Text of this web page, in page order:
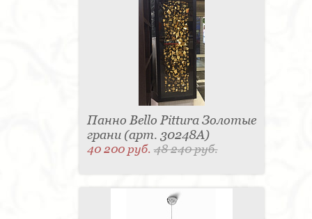
Панно Bello Pittura Золотые
грани (арт. 30248A)
40 200 руб.48 240 руб.